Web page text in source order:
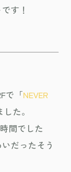
す！
で「NEVER
た。
間でした
だったそう